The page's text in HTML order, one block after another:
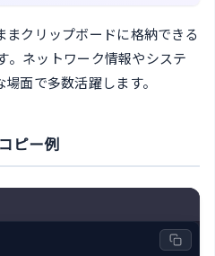
クリップボードに格納できる
ネットワーク情報やシステ
面で多数活躍します。
ピー例